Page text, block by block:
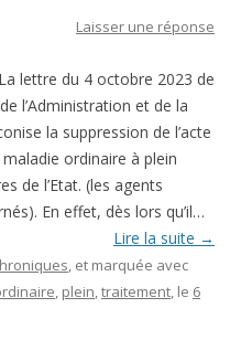
Laisser une réponse
lettre du 4 octobre 2023 de
l’Administration et de la
la suppression de l’acte
ordinaire à plein
de l’Etat. (les agents
En effet, dès lors qu’il…
Lire la suite →
, et marquée avec
, plein,traitement, le 6